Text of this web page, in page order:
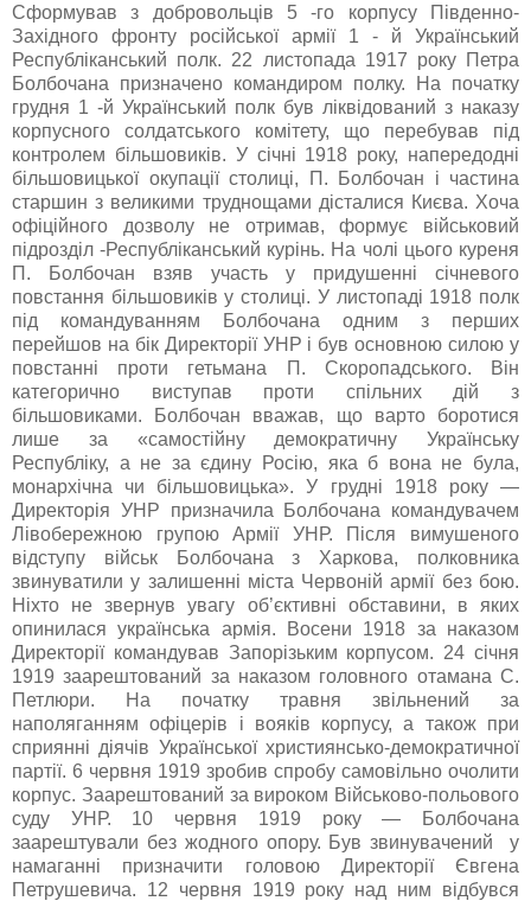
Сформував з добровольців 5 -го корпусу Південно-
Західного фронту російської армії 1 - й Український
Республіканський полк. 22 листопада 1917 року Петра
Болбочана призначено командиром полку. На початку
грудня 1 -й Український полк був ліквідований з наказу
корпусного солдатського комітету, що перебував під
контролем більшовиків. У січні 1918 року, напередодні
більшовицької окупації столиці, П. Болбочан і частина
старшин з великими труднощами дісталися Києва. Хоча
офіційного дозволу не отримав, формує військовий
підрозділ -Республіканський курінь. На чолі цього куреня
П. Болбочан взяв участь у придушенні січневого
повстання більшовиків у столиці. У листопаді 1918 полк
під командуванням Болбочана одним з перших
перейшов на бік Директорії УНР і був основною силою у
повстанні проти гетьмана П. Скоропадського. Він
категорично виступав проти спільних дій з
більшовиками. Болбочан вважав, що варто боротися
лише за «самостійну демократичну Українську
Республіку, а не за єдину Росію, яка б вона не була,
монархічна чи більшовицька». У грудні 1918 року —
Директорія УНР призначила Болбочана командувачем
Лівобережною групою Армії УНР. Після вимушеного
відступу військ Болбочана з Харкова, полковника
звинуватили у залишенні міста Червоній армії без бою.
Ніхто не звернув увагу об’єктивні обставини, в яких
опинилася українська армія. Восени 1918 за наказом
Директорії командував Запорізьким корпусом. 24 січня
1919 заарештований за наказом головного отамана С.
Петлюри. На початку травня звільнений за
наполяганням офіцерів і вояків корпусу, а також при
сприянні діячів Української християнсько-демократичної
партії. 6 червня 1919 зробив спробу самовільно очолити
корпус. Заарештований за вироком Військово-польового
суду УНР. 10 червня 1919 року — Болбочана
заарештували без жодного опору. Був звинувачений у
намаганні призначити головою Директорії Євгена
Петрушевича. 12 червня 1919 року над ним відбувся